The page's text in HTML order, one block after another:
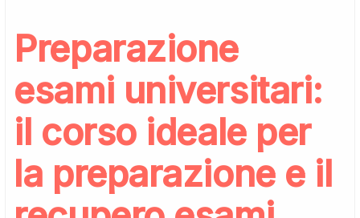
Preparazione
esami universitari:
il corso ideale per
la preparazione e il